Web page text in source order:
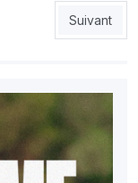
Tebboune
Article
Suivant